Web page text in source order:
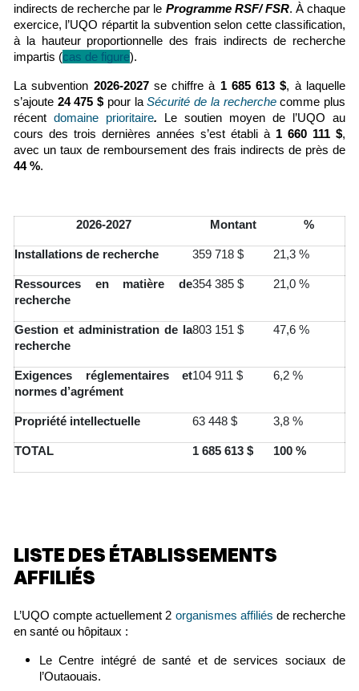
indirects de recherche par le Programme RSF/ FSR. À chaque
exercice, l’UQO répartit la subvention selon cette classification,
à la hauteur proportionnelle des frais indirects de recherche
impartis (cas de figure).
La subvention 2026-2027se chiffre à 1 685 613 $, à laquelle
s’ajoute 24 475 $ pour laSécurité de la recherchecomme plus
récent domaine prioritaire. Le soutien moyen de l’UQO au
cours des trois dernières années s’est établi à 1 660 111 $,
avec un taux de remboursement des frais indirects de près de
44 %.
2026-2027 Montant %
Installations de recherche 359 718 $ 21,3 %
Ressources en matière de
recherche
354 385 $ 21,0 %
Gestion et administration de la
recherche
803 151 $ 47,6 %
Exigences réglementaires et
normes d’agrément
104 911 $ 6,2 %
Propriété intellectuelle 63 448 $ 3,8 %
TOTAL 1 685 613 $ 100 %
LISTE DES ÉTABLISSEMENTS
AFFILIÉS
L’UQO compte actuellement 2 organismes affiliés de recherche
en santé ou hôpitaux :
Le Centre intégré de santé et de services sociaux de
l’Outaouais.